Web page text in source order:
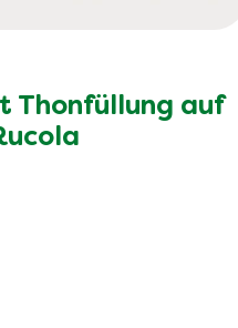
Thonfüllung auf